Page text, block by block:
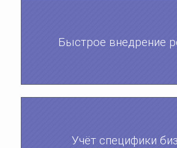
Быстрое внедрение
Учёт специфики